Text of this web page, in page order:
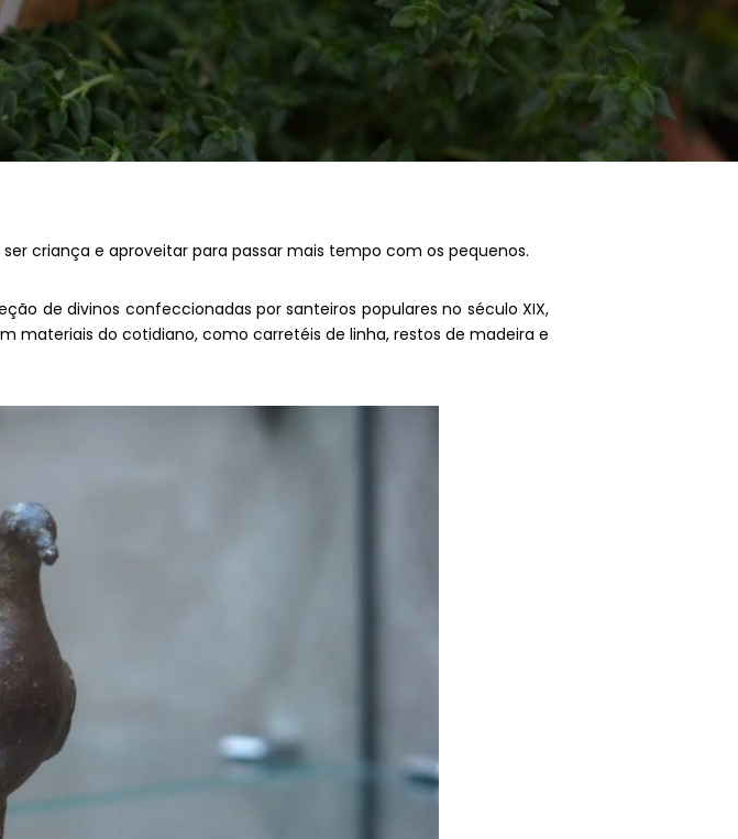
criança e aproveitar para passar mais tempo com os pequenos.
de divinos confeccionadas por santeiros populares no século XIX,
materiais do cotidiano, como carretéis de linha, restos de madeira e